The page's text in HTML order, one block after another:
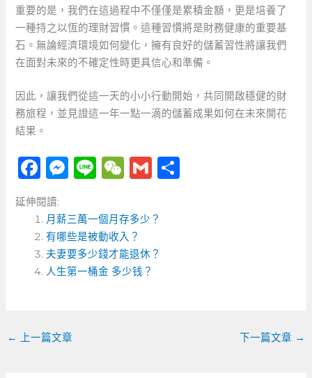
重要的是，我們在這過程中不僅僅是累積金額，更是培養了
一種持之以恆的理財習慣。這種習慣將是財務健康的重要基
石。無論經濟環境如何變化，擁有良好的儲蓄習性將讓我們
在面對未來的不確定性時更具信心和準備。
因此，讓我們從這一天的小小行動開始，共同開啟穩健的財
務旅程，並見證這一年一點一滴的儲蓄成果如何在未來開花
結果。
F
a
c
e
b
o
M
ss
e
n
g
Li
e
W
C
h
a
t
G
ai
延伸閱讀:
月薪三萬一個月存多少？
有哪些是被動收入？
夫妻要多少錢才能退休？
人生第一桶金 多少钱？
← 上一篇文章 下一篇文章 →